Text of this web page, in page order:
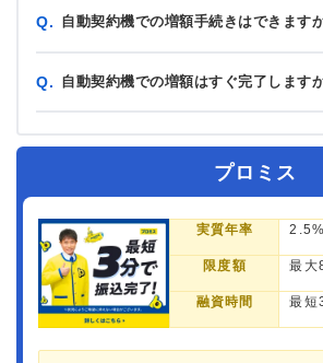
Q. 自動契約機での増額手続きはできます
Q. 自動契約機での増額はすぐ完了します
プロミス
実質年率
限度額 最大
融資時間 最